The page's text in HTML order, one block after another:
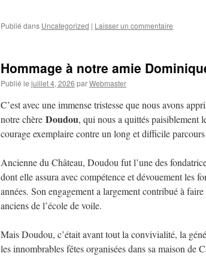
Publié dans Uncategorized | Laisser un commentaire
Hommage à notre amie
Publié le juillet 4, 2026 parWebmaster
C’est avec une immense tristesse que nous avons
notre chère Doudou, qui nous a quittés paisiblement
courage exemplaire contre un long et difficile
Ancienne du Château, Doudou fut l’une des
dont elle assura avec compétence et dévouement les
années. Son engagement a largement contribué à
anciens de l’école de voile.
Mais Doudou, c’était avant tout la convivialité, la
les innombrables fêtes organisées dans sa maison de